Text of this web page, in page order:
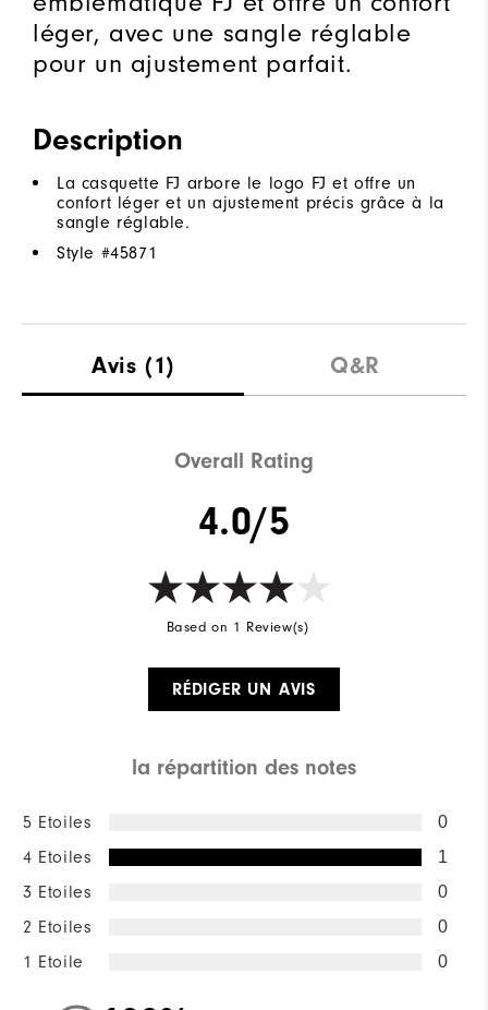
léger, avec une sangle réglable
pour un ajustement parfait.
Description
La casquette FJ arbore le logo FJ et offre un
confort léger et un ajustement précis grâce à la
sangle réglable.
Style #45871
Avis (1) Q&R
Overall Rating
4.0/5
Based on 1 Review(s)
RÉDIGER UN AVIS
la répartition des notes
5 Etoiles 0
4 Etoiles 1
3 Etoiles 0
2 Etoiles 0
1 Etoile 0